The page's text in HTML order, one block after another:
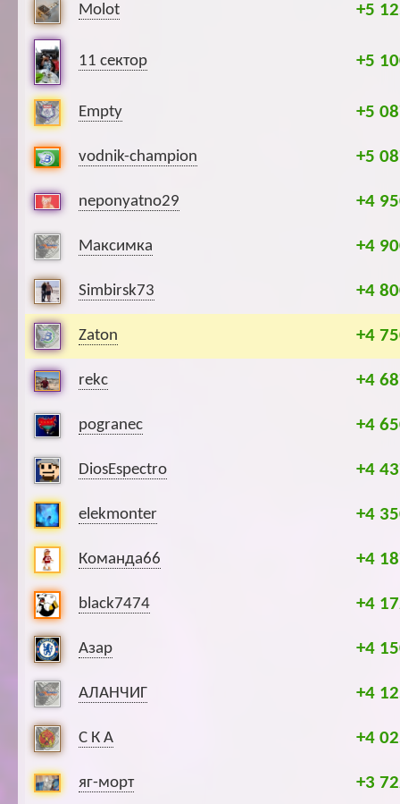
Molot +5
11 сектор +5
Empty +5
vodnik-champion +5
neponyatno29 +4
Максимка +4
Simbirsk73 +4
Zaton +4
rekc +4
pogranec +4
DiosEspectro +4
elekmonter +4
Команда66 +4
black7474 +4
Азар +4
АЛАНЧИГ +4
С К А +4
яг-морт +3